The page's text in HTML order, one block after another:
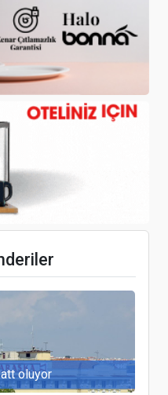
Yarışması’nda
Yönetim Kurulu Yeni
bileti alınabiliyor
oluyor